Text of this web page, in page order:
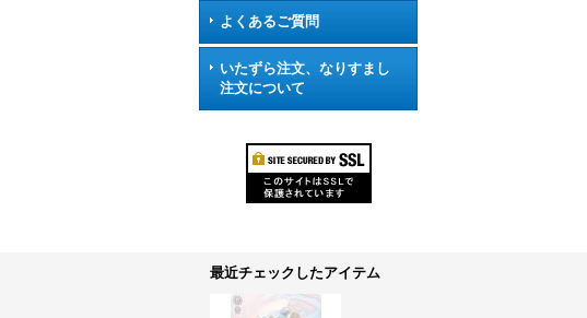
よくあるご質問
いたずら注文、なりすまし
注文について
最近チェックしたアイテム